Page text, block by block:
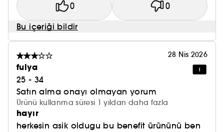
0 0
Bu içeriği bildir
28 Nis 2026
fulya
25 - 34
Satın alma onayı olmayan yorum
Ürünü kullanma süresi 1 yıldan daha fazla
hayır
herkesin asik oldugu bu benefit ürününü ben